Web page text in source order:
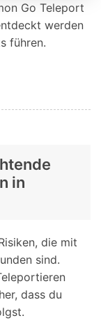
Go Teleport
werden
führen.
in
die mit
sind.
dass du